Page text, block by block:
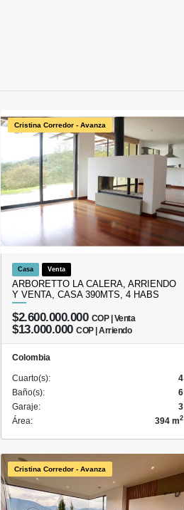
Cristina Corredor - Avanza
Casa Venta
ARBORETTO LA CALERA, ARRIENDO
Y VENTA, CASA 390MTS, 4 HABS
$2.600.000.000 COP | Venta
$13.000.000 COP | Arriendo
Colombia
Cuarto(s):
4
Baño(s):
6
Garaje:
3
Área:
394 m2
Cristina Corredor - Avanza